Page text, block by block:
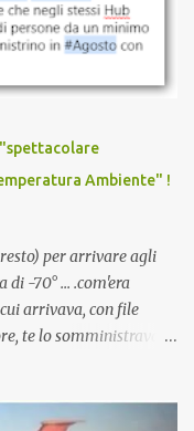
fatto. Se non sei stato
farti sentire una
vaccino che minacci le
il lavoro o la
permettesse a un
Dopo tutti i vaccini
"spettacolare
Ambiente" !
per arrivare agli
-70° ... .com'era
arrivava, con file
te lo somministravano
Ghiacciato, ma